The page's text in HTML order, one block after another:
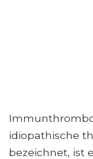
idiopathische
bezeichnet, ist